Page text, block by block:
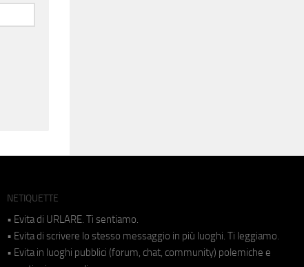
NETIQUETTE
• Evita di URLARE. Ti sentiamo.
• Evita di scrivere lo stesso messaggio in più luoghi. Ti leggiamo.
• Evita in luoghi pubblici (forum, chat, community) polemiche e